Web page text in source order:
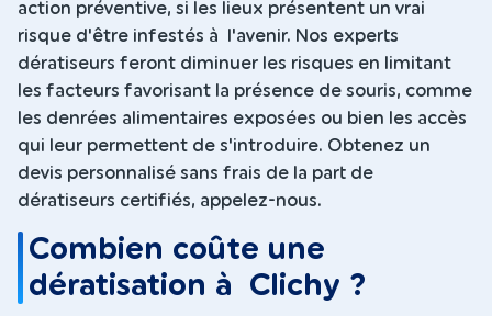
action préventive, si les lieux présentent un vrai
risque d'être infestés à l'avenir. Nos experts
dératiseurs feront diminuer les risques en limitant
les facteurs favorisant la présence de souris, comme
les denrées alimentaires exposées ou bien les accès
qui leur permettent de s'introduire. Obtenez un
devis personnalisé sans frais de la part de
dératiseurs certifiés, appelez-nous.
Combien coûte une
dératisation à Clichy ?